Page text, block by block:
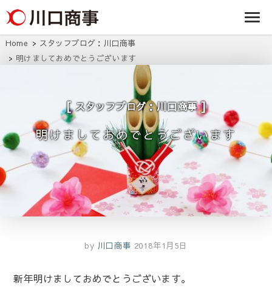
事株式
会社
アパート・マンシ
ョン・マンショ
ン・店舗・事務所
社
Home
スタッフブログ：川口商事
明けましておめでとうございます
スタッフブログ：川口商事
明けましておめでとうございます
by 川口商事 2018年1月5日
新年明けましておめでとうございます。